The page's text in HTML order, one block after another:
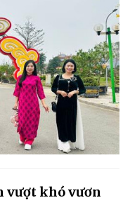
vượt khó vươn